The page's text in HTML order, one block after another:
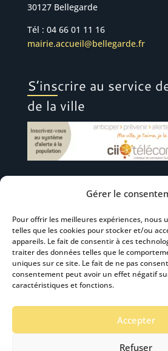
Gérer le
Pour offrir les meilleures expériences, nous
telles que les cookies pour stocker et/ou
appareils. Le fait de consentir à ces
traiter des données telles que le
uniques sur ce site. Le fait de ne pas
consentement peut avoir un effet négatif
caractéristiques et fonctions.
Accepter
Refuser
30127 Bellegarde
Tél : 04 66 01 11 16
mairie.accueil@bellegarde.fr
S’inscrire au service
de la ville
Suivez-nous
S’abonner à la